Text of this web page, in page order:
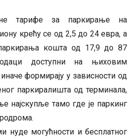
тарифе за паркирање на
крећу се од 2,5 до 24 евра, а
кошта од 17,9 до 87
доступни на њиховим
формирају у зависности од
паркиралишта од терминала,
најскупље тамо где је паркинг
нуде могућности и бесплатног